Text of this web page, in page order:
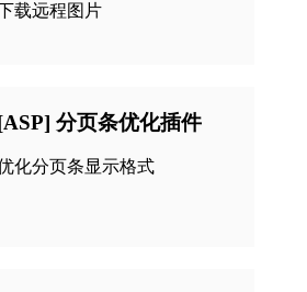
载远程图片
分页条优化插件
化分页条显示格式